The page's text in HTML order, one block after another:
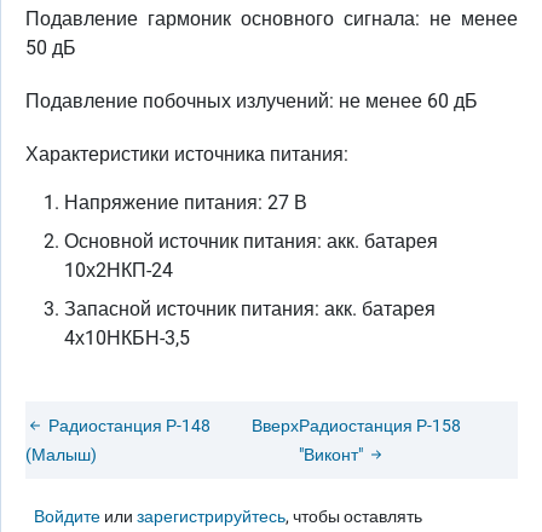
Подавление гармоник основного сигнала: не менее
50 дБ
Подавление побочных излучений: не менее 60 дБ
Характеристики источника питания:
Напряжение питания: 27 В
Основной источник питания: акк. батарея
10х2НКП-24
Запасной источник питания: акк. батарея
4х10НКБН-3,5
Радиостанция Р-148
(Малыш)
ВверхРадиостанция Р-158
"Виконт"
Войдите илизарегистрируйтесь, чтобы оставлять